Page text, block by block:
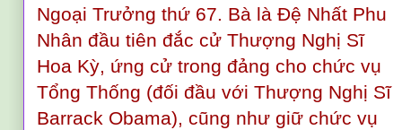
Ngoại Trưởng thứ 67. Bà là Đệ Nhất Phu
Nhân đầu tiên đắc cử Thượng Nghị Sĩ
Hoa Kỳ, ứng cử trong đảng cho chức vụ
Tổng Thống (đối đầu với Thượng Nghị Sĩ
Barrack Obama), cũng như giữ chức vụ